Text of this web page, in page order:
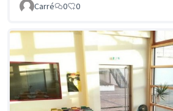
Carré
0 0